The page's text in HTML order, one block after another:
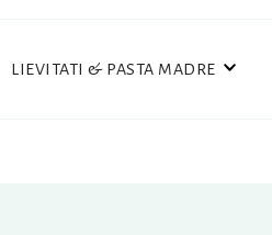
LIEVITATI & PASTA MADRE